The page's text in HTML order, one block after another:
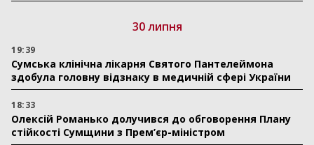
30 липня
19:39
Сумська клінічна лікарня Святого Пантелеймона
здобула головну відзнаку в медичній сфері України
18:33
Олексій Романько долучився до обговорення Плану
стійкості Сумщини з Прем’єр-міністром